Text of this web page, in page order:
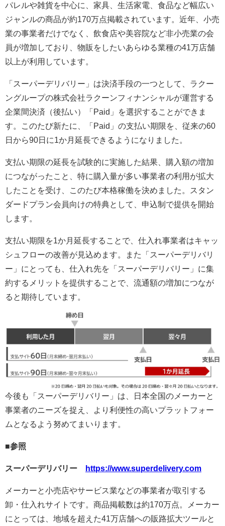
パレルや雑貨を中心に、家具、生活家電、食品など幅広い
ジャンルの商品が約170万点掲載されています。近年、小売
業の事業者だけでなく、飲食店や美容院など非小売業の会
員が増加しており、物販をしたいあらゆる業種の41万店舗
以上が利用しています。
「スーパーデリバリー」は決済手段の一つとして、ラクー
ングループの株式会社ラクーンフィナンシャルが運営する
企業間決済（後払い）「Paid」を選択することができま
す。このたび新たに、「Paid」の支払い期限を、従来の60
日から90日に1か月延長できるようになりました。
支払い期限の延長を試験的に実施した結果、購入額の増加
につながったこと、特に購入量が多い事業者の利用が拡大
したことを受け、このたび本格稼働を決めました。スタン
ダードプラン会員向けの特典として、申込制で提供を開始
します。
支払い期限を1か月延長することで、仕入れ事業者はキャッ
シュフローの改善が見込めます。また「スーパーデリバリ
ー」にとっても、仕入れ先を「スーパーデリバリー」に集
約するメリットを提供することで、流通額の増加につなが
ると期待しています。
今後も「スーパーデリバリー」は、日本全国のメーカーと
事業者のニーズを捉え、より利便性の高いプラットフォー
ムとなるよう努めてまいります。
■参照
スーパーデリバリー https://www.superdelivery.com
メーカーと小売店やサービス業などの事業者が取引する
卸・仕入れサイトです。商品掲載数は約170万点。メーカー
にとっては、地域を超えた41万店舗への販路拡大ツールと